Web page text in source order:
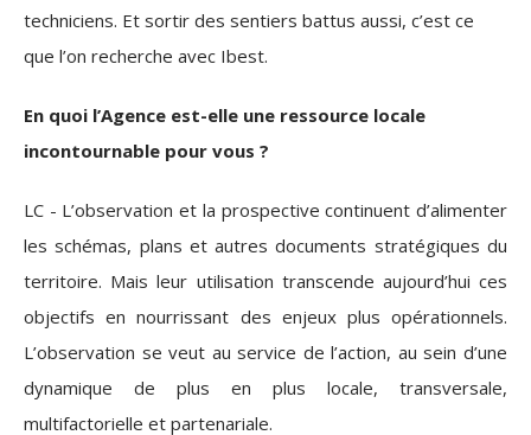
techniciens. Et sortir des sentiers battus aussi, c’est ce
que l’on recherche avec Ibest.
En quoi l’Agence est-elle une ressource locale
incontournable pour vous ?
LC - L’observation et la prospective continuent d’alimenter
les schémas, plans et autres documents stratégiques du
territoire. Mais leur utilisation transcende aujourd’hui ces
objectifs en nourrissant des enjeux plus opérationnels.
L’observation se veut au service de l’action, au sein d’une
dynamique de plus en plus locale, transversale,
multifactorielle et partenariale.